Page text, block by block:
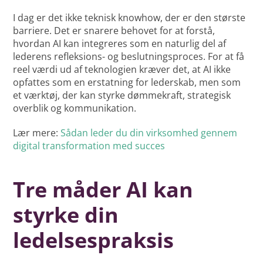
I dag er det ikke teknisk knowhow, der er den største
barriere. Det er snarere behovet for at forstå,
hvordan AI kan integreres som en naturlig del af
lederens refleksions- og beslutningsproces. For at få
reel værdi ud af teknologien kræver det, at AI ikke
opfattes som en erstatning for lederskab, men som
et værktøj, der kan styrke dømmekraft, strategisk
overblik og kommunikation.
Lær mere:Sådan leder du din virksomhed gennem
digital transformation med succes
Tre måder AI kan
styrke din
ledelsespraksis